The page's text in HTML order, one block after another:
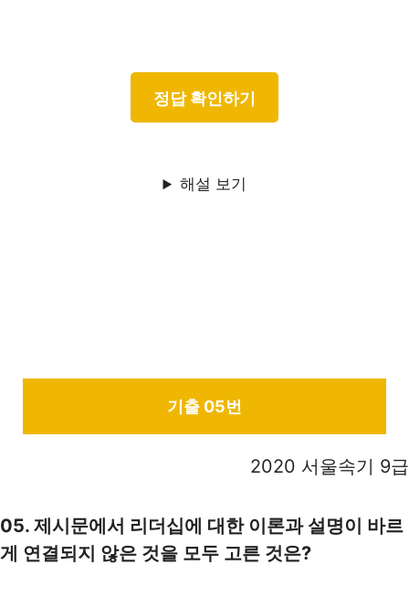
해설 보기
기출 05번
2020 서울속기 9급
05. 제시문에서 리더십에 대한 이론과 설명이 바르
게 연결되지 않은 것을 모두 고른 것은?